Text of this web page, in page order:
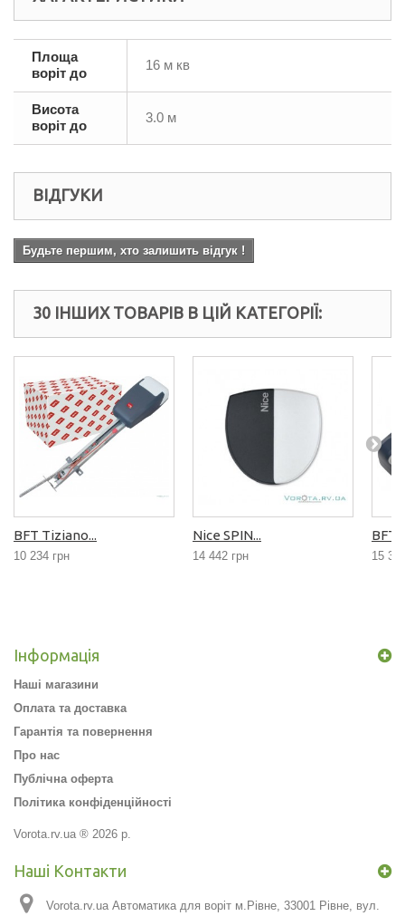
Площа
воріт до
16 м кв
Висота
воріт до
3.0 м
ВІДГУКИ
Будьте першим, хто залишить відгук !
30 ІНШИХ ТОВАРІВ В ЦІЙ КАТЕГОРІЇ:
BFT Tiziano...
10 234 грн
Nice SPIN...
14 442 грн
BFT...
15
Інформація
Наші магазини
Оплата та доставка
Гарантія та повернення
Про нас
Публічна оферта
Політика конфіденційності
Vorota.rv.ua ® 2026 р.
Наші Контакти
Vorota.rv.ua Автоматика для воріт м.Рівне, 33001 Рівне, вул.